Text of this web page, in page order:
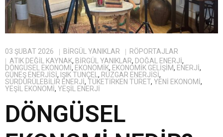
03 ŞUBAT 2026 BIRGÜL YANIKLAR
RÖPORTAJLAR
ATIK DEĞIL KAYNAK, BİRGÜL YANIKLAR, DOĞAL ENERJI,
DÖNGÜSEL EKONOMI, EKONOMIK, EKONOMIK GELIŞIM, ENERJI,
GÜNEŞ ENERJISI, IŞIK TUNÇEL , RÜZGAR ENERJISI,
SÜRDÜRÜLEBILIR ENERJI, TÜKETIRKEN TÜRET, YENI EKONOMI,
YEŞIL EKONOMI, YEŞIL ENERJI
DÖNGÜSEL